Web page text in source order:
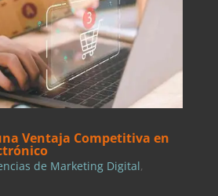
Ventaja Competitiva en
de Marketing Digital,